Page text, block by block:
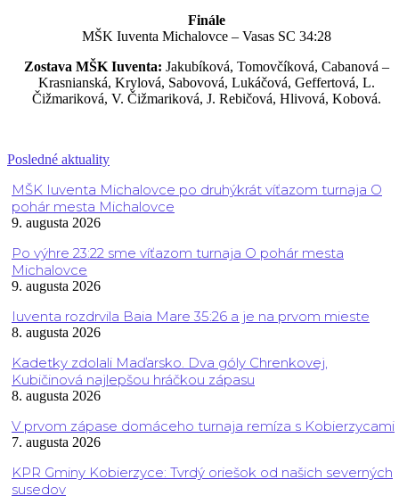
Finále
MŠK Iuventa Michalovce – Vasas SC 34:28
Zostava MŠK Iuventa: Jakubíková, Tomovčíková, Cabanová –
Krasnianská, Krylová, Sabovová, Lukáčová, Geffertová, L.
Čižmariková, V. Čižmariková, J. Rebičová, Hlivová, Kobová.
Posledné aktuality
MŠK Iuventa Michalovce po druhýkrát víťazom turnaja O
pohár mesta Michalovce
9. augusta 2026
Po výhre 23:22 sme víťazom turnaja O pohár mesta
Michalovce
9. augusta 2026
Iuventa rozdrvila Baia Mare 35:26 a je na prvom mieste
8. augusta 2026
Kadetky zdolali Maďarsko. Dva góly Chrenkovej,
Kubičinová najlepšou hráčkou zápasu
8. augusta 2026
V prvom zápase domáceho turnaja remíza s Kobierzycami
7. augusta 2026
KPR Gminy Kobierzyce: Tvrdý oriešok od našich severných
susedov